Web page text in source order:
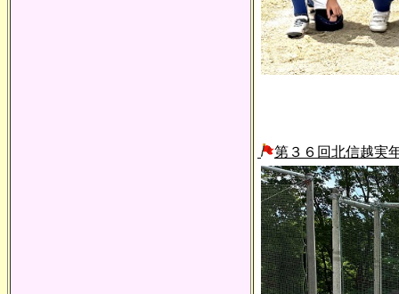
第３６回北信越実